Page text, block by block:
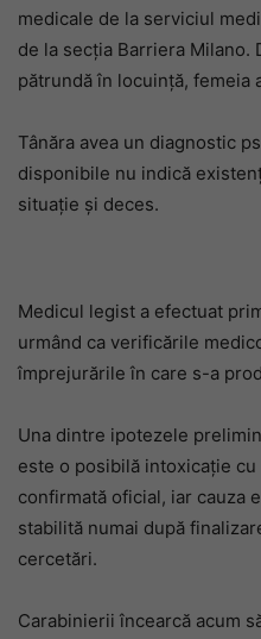
medicale de la serviciul
de la secția Barriera Milano.
pătrundă în locuință, femeia
Tânăra avea un diagnostic
disponibile nu indică
situație și deces.
Medicul legist a efectuat
urmând ca verificările
împrejurările în care s-a
Una dintre ipotezele
este o posibilă intoxicație
confirmată oficial, iar cauza
stabilită numai după
cercetări.
Carabinierii încearcă acum